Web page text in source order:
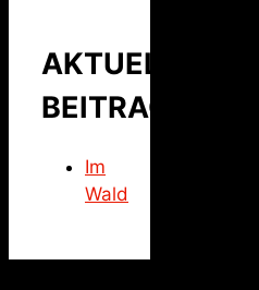
AKTUELLER
BEITRAG
Im
Wald